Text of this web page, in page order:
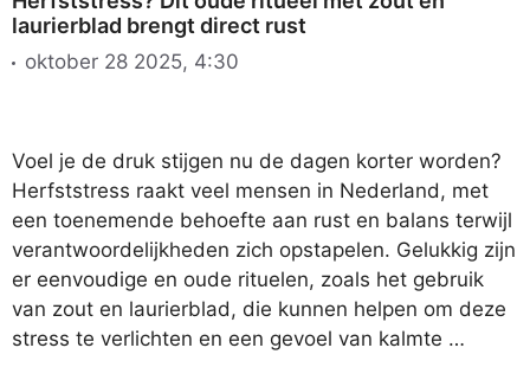
laurierblad brengt direct rust
oktober 28 2025, 4:30
Voel je de druk stijgen nu de dagen korter worden?
Herfststress raakt veel mensen in Nederland, met
een toenemende behoefte aan rust en balans terwijl
verantwoordelijkheden zich opstapelen. Gelukkig zijn
er eenvoudige en oude rituelen, zoals het gebruik
van zout en laurierblad, die kunnen helpen om deze
stress te verlichten en een gevoel van kalmte …